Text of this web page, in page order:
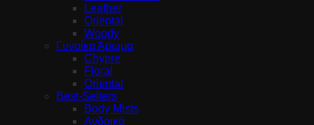
Leather
Oriental
Woody
Γυναίκα Άρωμα
Chypre
Floral
Oriental
Best-Sellers
Body Mists
Ανδρικά